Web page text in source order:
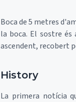
Boca de 5 metres
la boca. El sostre
ascendent, recobert
History
La primera notícia